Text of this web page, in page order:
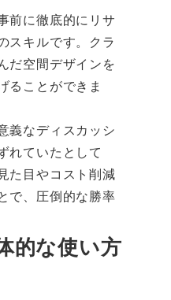
前に徹底的にリサ
スキルです。クラ
だ空間デザインを
ることができま
義なディスカッシ
れていたとして
た目やコスト削減
で、圧倒的な勝率
的な使い方